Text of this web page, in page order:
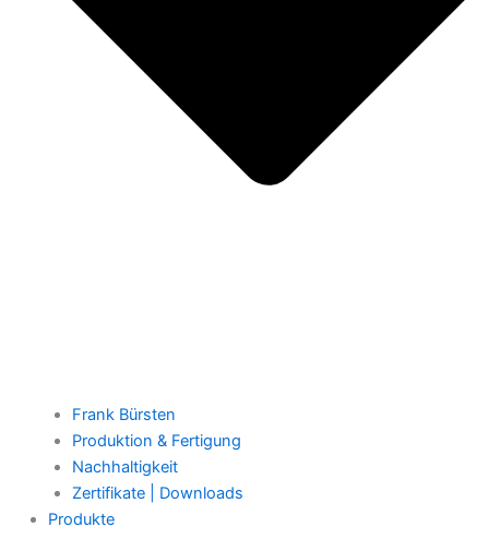
Frank Bürsten
Produktion & Fertigung
Nachhaltigkeit
Zertifikate | Downloads
Produkte